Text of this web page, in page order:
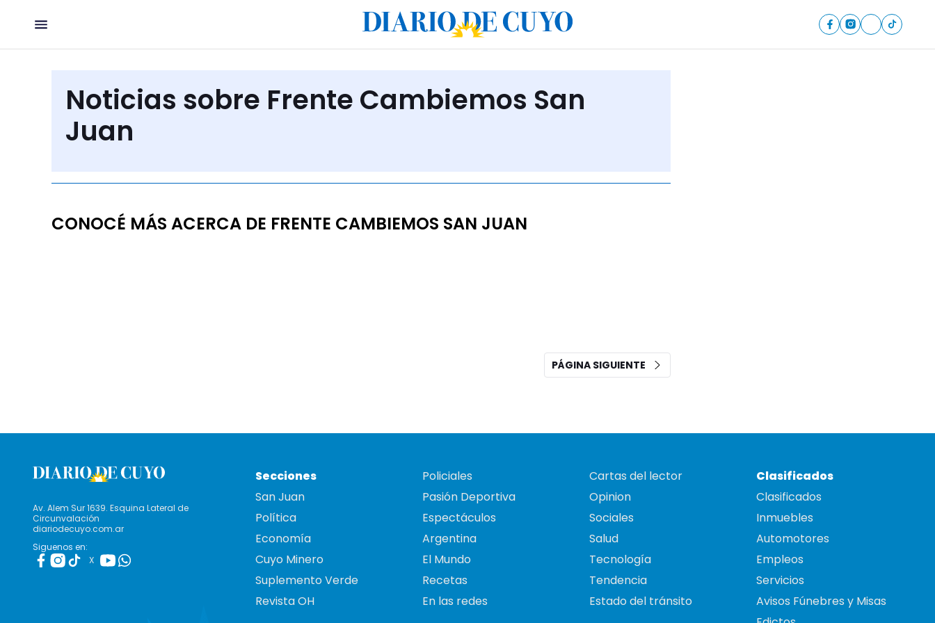
Noticias sobre Frente Cambiemos San
Juan
CONOCÉ MÁS ACERCA DE FRENTE CAMBIEMOS SAN JUAN
PÁGINA SIGUIENTE
Av. Alem Sur 1639. Esquina Lateral de
Circunvalación
diariodecuyo.com.ar
Siguenos en:
X
Secciones
San Juan
Política
Economía
Cuyo Minero
Suplemento Verde
Revista OH
Policiales
Pasión Deportiva
Espectáculos
Argentina
El Mundo
Recetas
En las redes
Cartas del lector
Opinion
Sociales
Salud
Tecnología
Tendencia
Estado del tránsito
Clasificados
Clasificados
Inmuebles
Automotores
Empleos
Servicios
Avisos Fúnebres y Misas